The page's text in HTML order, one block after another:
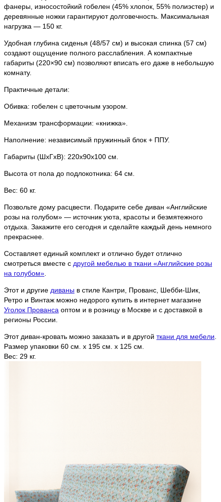
фанеры, износостойкий гобелен (45% хлопок, 55% полиэстер) и
деревянные ножки гарантируют долговечность. Максимальная
нагрузка — 150 кг.
Удобная глубина сиденья (48/57 см) и высокая спинка (57 см)
создают ощущение полного расслабления. А компактные
габариты (220×90 см) позволяют вписать его даже в небольшую
комнату.
Практичные детали:
Обивка: гобелен с цветочным узором.
Механизм трансформации: «книжка».
Наполнение: независимый пружинный блок + ППУ.
Габариты (ШхГхВ): 220х90х100 см.
Высота от пола до подлокотника: 64 см.
Вес: 60 кг.
Позвольте дому расцвести. Подарите себе диван «Английские
розы на голубом» — источник уюта, красоты и безмятежного
отдыха. Закажите его сегодня и сделайте каждый день немного
прекраснее.
Составляет единый комплект и отлично будет отлично
смотреться вместе с другой мебелью в ткани «Английские розы
на голубом».
Этот и другие диваны в стиле Кантри, Прованс, Шебби-Шик,
Ретро и Винтаж можно недорого купить в интернет магазине
Уголок Прованса оптом и в розницу в Москве и с доставкой в
регионы России.
Этот диван-кровать можно заказать и в другой ткани для мебели.
Размер упаковки 60 см. х 195 см. х 125 см.
Вес: 29 кг.